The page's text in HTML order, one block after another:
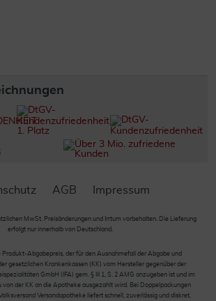
AGB Impressum
MwSt. Preisänderungen und Irrtum vorbehalten. Die Lieferung
erfolgt nur innerhalb von Deutschland.
Produkt-Abgabepreis, der für den Ausnahmefall der Abgabe und
gesetzlichen Krankenkassen (KK) vom Hersteller gegenüber der
GmbH (IFA) gem. § III 1, S. 2 AMG anzugeben ist und im
von der KK an die Apotheke ausgezahlt wird. Bei Doppelpackungen
Versandapotheke liefert schnell, zuverlässig und diskret.